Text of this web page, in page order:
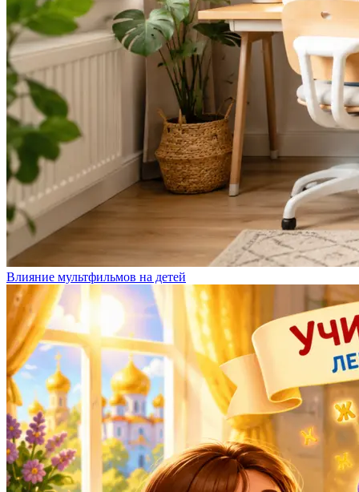
Влияние мультфильмов на детей